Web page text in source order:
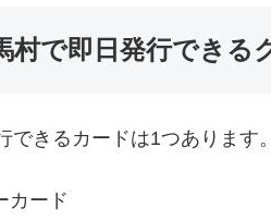
村で即日発行できる
できるカードは1つあります。
カード